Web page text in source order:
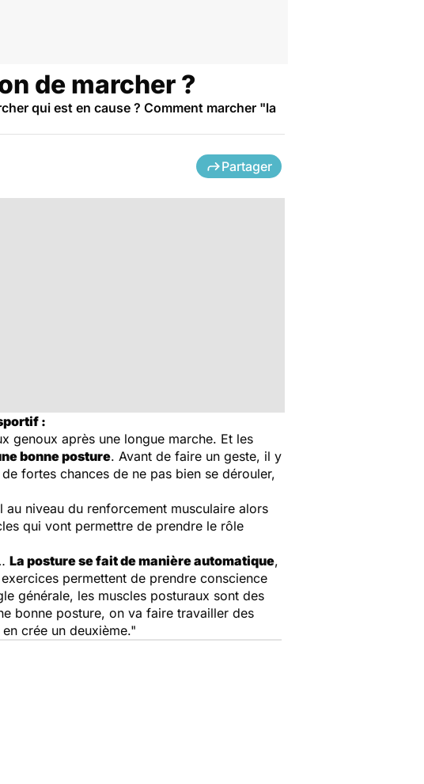
de marcher ?
qui est en cause ? Comment marcher "la
Partager
:
genoux après une longue marche. Et les
bonne posture. Avant de faire un geste, il y
fortes chances de ne pas bien se dérouler,
niveau du renforcement musculaire alors
qui vont permettre de prendre le rôle
La posture se fait de manière automatique,
permettent de prendre conscience
générale, les muscles posturaux sont des
bonne posture, on va faire travailler des
crée un deuxième."